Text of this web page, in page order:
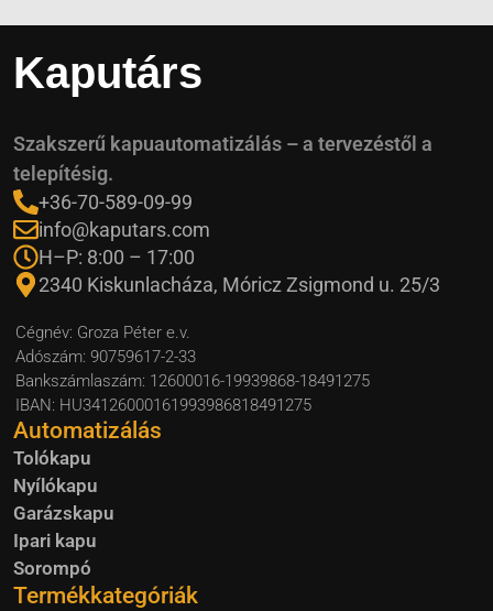
Kaputárs
Szakszerű kapuautomatizálás – a tervezéstől a
telepítésig.
+36-70-589-09-99
info@kaputars.com
H–P: 8:00 – 17:00
2340 Kiskunlacháza, Móricz Zsigmond u. 25/3
Cégnév: Groza Péter e.v.
Adószám: 90759617-2-33
Bankszámlaszám: 12600016-19939868-18491275
IBAN: HU34126000161993986818491275
Automatizálás
Tolókapu
Nyílókapu
Garázskapu
Ipari kapu
Sorompó
Termékkategóriák